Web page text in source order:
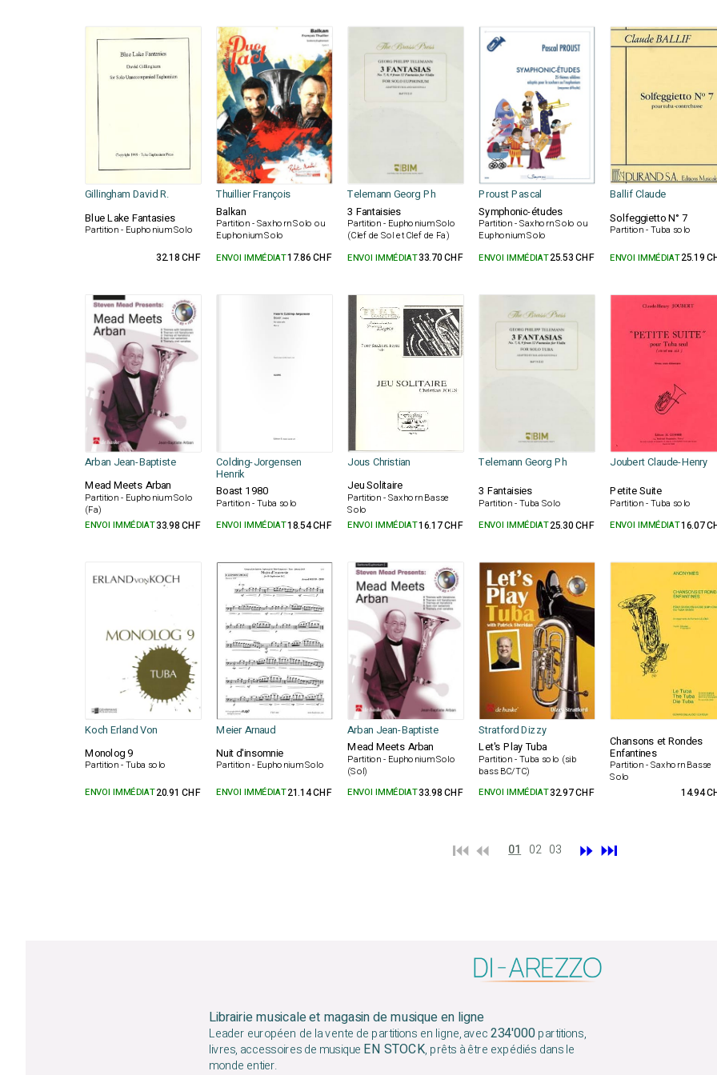
Gillingham David R. Thuillier François Telemann Georg Ph Proust Pascal
Ballif Claude
Blue Lake Fantasies
Partition - Euphonium Solo
Balkan
Partition - Saxhorn Solo ou
Euphonium Solo
3 Fantaisies
Partition - Euphonium Solo
(Clef de Sol et Clef de Fa)
Symphonic-études
Partition - Saxhorn Solo ou
Euphonium Solo
Solfeggietto N° 7
Partition - Tuba solo
32.18 CHF ENVOI IMMÉDIAT17.86 CHF ENVOI IMMÉDIAT33.70 CHF ENVOI IMMÉDIAT25.53 CHF ENVOI IMMÉDIAT25.19
Arban Jean-Baptiste Colding-Jorgensen
Henrik
Jous Christian Telemann Georg Ph Joubert Claude-Henry
Mead Meets Arban
Partition - Euphonium Solo
(Fa)
Boast 1980
Partition - Tuba solo
Jeu Solitaire
Partition - Saxhorn Basse
Solo
3 Fantaisies
Partition - Tuba Solo
Petite Suite
Partition - Tuba solo
ENVOI IMMÉDIAT33.98 CHF ENVOI IMMÉDIAT18.54 CHF ENVOI IMMÉDIAT16.17 CHF ENVOI IMMÉDIAT25.30 CHF ENVOI IMMÉDIAT16.07
Koch Erland Von Meier Arnaud Arban Jean-Baptiste
Stratford Dizzy
Monolog 9
Partition - Tuba solo
Nuit d'insomnie
Partition - Euphonium Solo
Mead Meets Arban
Partition - Euphonium Solo
(Sol)
Let's Play Tuba
Partition - Tuba solo (sib
bass BC/TC)
Chansons et Rondes
Enfantines
Partition - Saxhorn Basse
Solo
ENVOI IMMÉDIAT20.91 CHF ENVOI IMMÉDIAT21.14 CHF ENVOI IMMÉDIAT33.98 CHF ENVOI IMMÉDIAT32.97 CHF 14.94
⏮️ ⏪ 01 02 03 ⏩ ⏭️
Librairie musicale et magasin de musique en ligne
Leader européen de la vente de partitions en ligne, avec234'000partitions,
livres, accessoires de musique EN STOCK, prêts à être expédiés dans le
monde entier.